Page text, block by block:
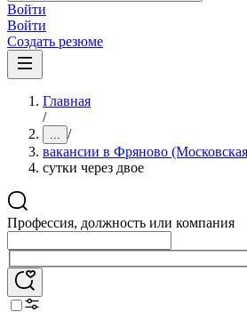
Войти
Войти
Создать резюме
Главная
/
... /
вакансии в Фряново
сутки через двое
Профессия, должность или компания